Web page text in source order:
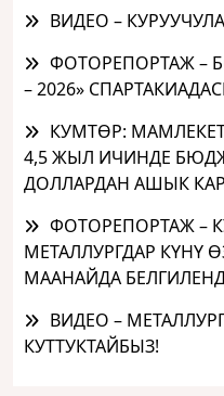
ВИДЕО –
ФОТОРЕПОРТАЖ –
– 2026»
КУМТӨР:
4,5 ЖЫЛ ИЧИНДЕ
ДОЛЛАРДАН АШЫК
ФОТОРЕПОРТАЖ –
МЕТАЛЛУРГДАР КҮНҮ
МААНАЙДА
ВИДЕО –
КУТТУКТАЙБЫЗ!